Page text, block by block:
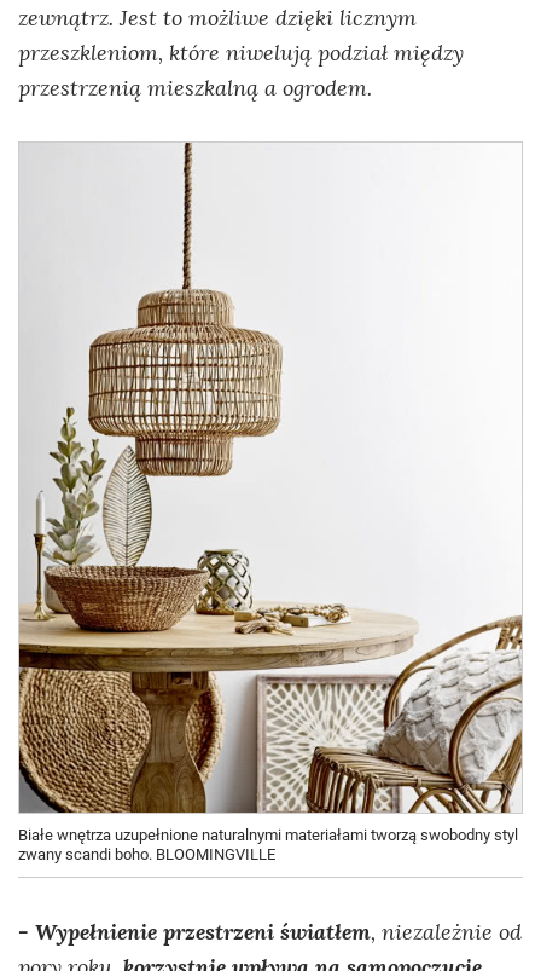
zewnątrz. Jest to możliwe dzięki licznym
przeszkleniom, które niwelują podział między
przestrzenią mieszkalną a ogrodem.
Białe wnętrza uzupełnione naturalnymi materiałami tworzą swobodny styl
zwany scandi boho. BLOOMINGVILLE
- Wypełnienie przestrzeni światłem, niezależnie od